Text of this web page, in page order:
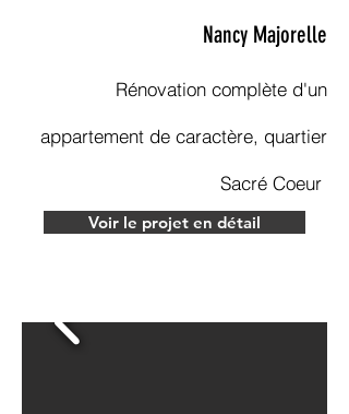
Nancy Majorelle
Rénovation complète d'un
appartement de caractère, quartier
Sacré Coeur
Voir le projet en détail